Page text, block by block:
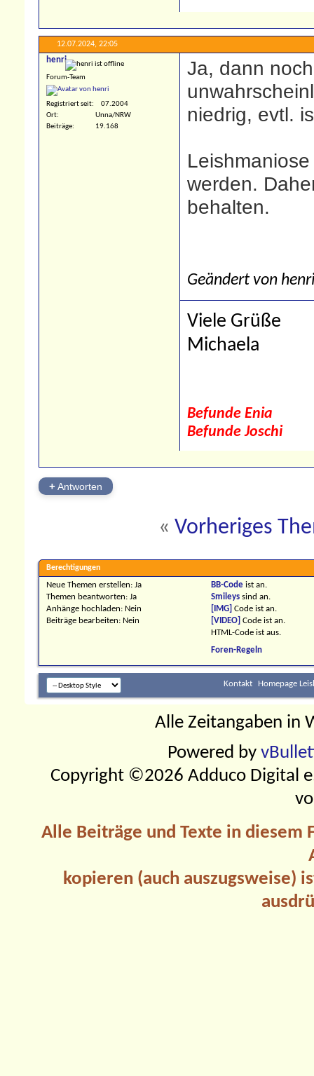
12.07.2024, 22:05
henri
Forum-Team
Registriert seit
07.2004
Ort
Unna/NRW
Beiträge
19.168
Ja, dann
niedrig, evtl.
werden.
behalten.
Geändert von
Viele Grüße
Michaela
Befunde Enia
Befunde Joschi
+Antworten
« Vorheriges
Berechtigungen
Neue Themen erstellen: Ja
Themen beantworten: Ja
Anhänge hochladen: Nein
Beiträge bearbeiten: Nein
BB-Codeist an.
Smileyssind an.
[IMG] Code ist an.
[VIDEO] Code ist an.
HTML-Code ist aus.
Foren-Regeln
Kontakt Homepage
Alle Zeitangaben in
Powered by
Copyright ©2026 Adduco Digital
Alle Beiträge und Texte in
kopieren (auch auszugsweise)